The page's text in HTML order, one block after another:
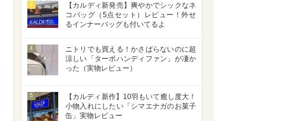
3
【カルディ新発売】爽やかでシックなネ
コバッグ（5点セット）レビュー！外せ
るインナーバッグも付いてるよ
4
ニトリでも買える！かさばらないのに超
涼しい「ターボハンディファン」が凄か
った（実物レビュー）
5
【カルディ新作】10羽もいて癒し度大！
小物入れにしたい「シマエナガのお菓子
缶」実物レビュー